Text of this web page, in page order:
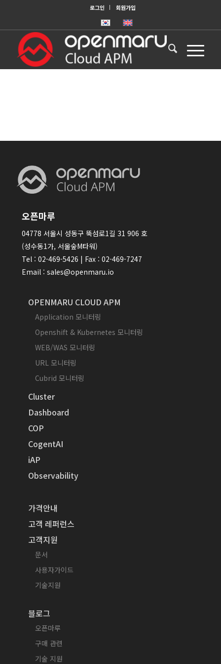
로그인 회원가입
오픈마루
04778 서울시 성동구 뚝섬로1길 31 906 호
(성수동1가, 서울숲M타워)
Tel : 02-469-5426 | Fax : 02-469-7247
Email : sales@openmaru.io
OPENMARU CLOUD APM
Application 모니터링
Openshift & Kubernetes 모니터링
WEB/WAS 모니터링
URL 모니터링
Cubrid 모니터링
Cluster
Dashboard
COP
CogentAI
iAP
Observability
가격안내
고객 레퍼런스
고객지원
문서
사용자가이드
기술지원
블로그
오픈마루
구매 관련
기술 지원